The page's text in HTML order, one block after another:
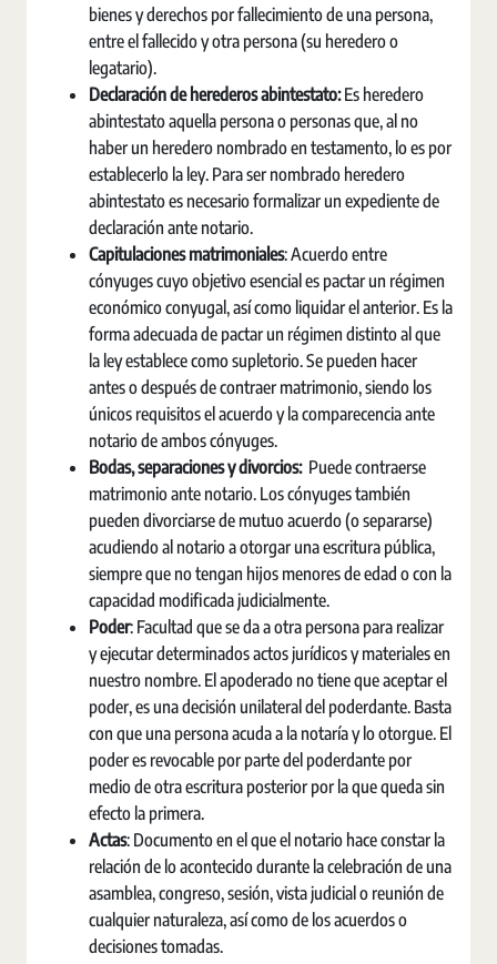
bienes y derechos por fallecimiento de una persona,
entre el fallecido y otra persona (su heredero o
legatario).
Declaración de herederos abintestato:Es heredero
abintestato aquella persona o personas que, al no
haber un heredero nombrado en testamento, lo es por
establecerlo la ley. Para ser nombrado heredero
abintestato es necesario formalizar un expediente de
declaración ante notario.
Capitulaciones matrimoniales: Acuerdo entre
cónyuges cuyo objetivo esencial es pactar un régimen
económico conyugal, así como liquidar el anterior. Es la
forma adecuada de pactar un régimen distinto al que
la ley establece como supletorio. Se pueden hacer
antes o después de contraer matrimonio, siendo los
únicos requisitos el acuerdo y la comparecencia ante
notario de ambos cónyuges.
Bodas, separaciones y divorcios: Puede contraerse
matrimonio ante notario. Los cónyuges también
pueden divorciarse de mutuo acuerdo (o separarse)
acudiendo al notario a otorgar una escritura pública,
siempre que no tengan hijos menores de edad o con la
capacidad modificada judicialmente.
Poder: Facultad que se da a otra persona para realizar
y ejecutar determinados actos jurídicos y materiales en
nuestro nombre. El apoderado no tiene que aceptar el
poder, es una decisión unilateral del poderdante. Basta
con que una persona acuda a la notaría y lo otorgue. El
poder es revocable por parte del poderdante por
medio de otra escritura posterior por la que queda sin
efecto la primera.
Actas: Documento en el que el notario hace constar la
relación de lo acontecido durante la celebración de una
asamblea, congreso, sesión, vista judicial o reunión de
cualquier naturaleza, así como de los acuerdos o
decisiones tomadas.